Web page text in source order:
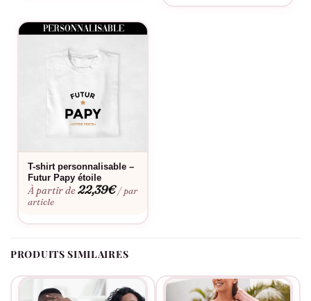
Pour l’annonce officielle aux proches, évidemment. Repas de
grands-parents, soirée avec les amis proches. Le t-shirt fait
l’annonce sans que vous ayez à improviser un discours, et
l’humour évite que le moment ne devienne trop solennel. Très
adapté aux familles qui ont l’habitude des blagues.
Côté entretien c’est du classique : 100% coton, lavage à 30°C,
les onglets ci-dessous.
personnalisable ?
Non, les motifs biberon et bière sont floqués à l’identique sur le
T-shirt personnalisable –
Futur Papy étoile
À partir de22,39€ / par
article
PRODUITS SIMILAIRES